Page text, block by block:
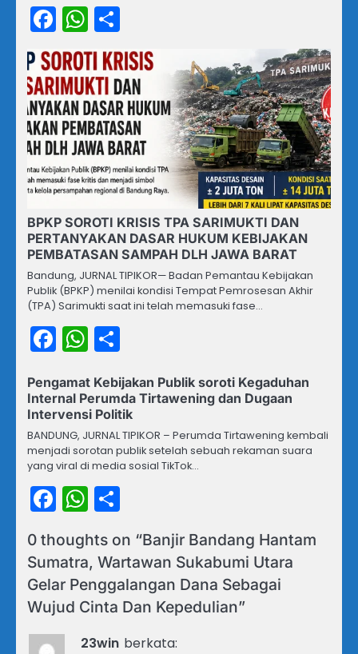
Facebook
WhatsApp
BPKP SOROTI KRISIS TPA SARIMUKTI DAN
PERTANYAKAN DASAR HUKUM KEBIJAKAN
PEMBATASAN SAMPAH DLH JAWA BARAT
Bandung, JURNAL TIPIKOR— Badan Pemantau Kebijakan
Publik (BPKP) menilai kondisi Tempat Pemrosesan Akhir
(TPA) Sarimukti saat ini telah memasuki fase…
Facebook
WhatsApp
Pengamat Kebijakan Publik soroti Kegaduhan
Internal Perumda Tirtawening dan Dugaan
Intervensi Politik
BANDUNG, JURNAL TIPIKOR – Perumda Tirtawening kembali
menjadi sorotan publik setelah sebuah rekaman suara
yang viral di media sosial TikTok…
Facebook
WhatsApp
0 thoughts on “Banjir Bandang Hantam
Sumatra, Wartawan Sukabumi Utara
Gelar Penggalangan Dana Sebagai
Wujud Cinta Dan Kepedulian”
23win berkata: